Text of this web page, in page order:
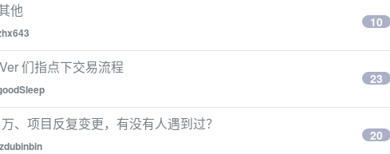
他
10
们指点下交易流程
23
、项目反复变更，有没有人遇到过？
20